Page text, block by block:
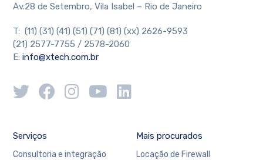
Av.28 de Setembro, Vila Isabel – Rio de Janeiro
T: (11) (31) (41) (51) (71) (81) (xx) 2626-9593
(21) 2577-7755 / 2578-2060
E:info@xtech.com.br
Serviços
Consultoria e integração
Mais procurados
Locação de Firewall